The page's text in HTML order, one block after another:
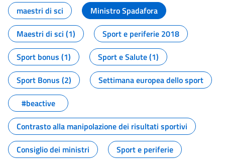
maestri di sci
Ministro Spadafora
Maestri di sci (1)
Sport e periferie 2018
Sport bonus (1)
Sport e Salute (1)
Sport Bonus (2)
Settimana europea dello sport
#beactive
Contrasto alla manipolazione dei risultati sportivi
Consiglio dei ministri
Sport e periferie